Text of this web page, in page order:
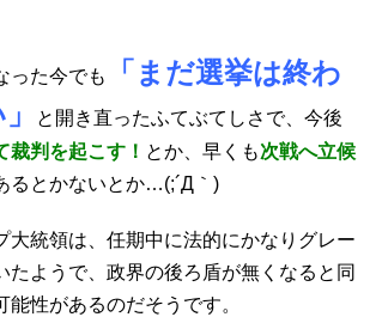
った今でも
「まだ選挙は終わ
と開き直ったふてぶてしさで、今後
裁判を起こす！ とか、早くも次戦へ立候
るとかないとか…(;´Д｀)
大統領は、任期中に法的にかなりグレー
たようで、政界の後ろ盾が無くなると同
能性があるのだそうです。